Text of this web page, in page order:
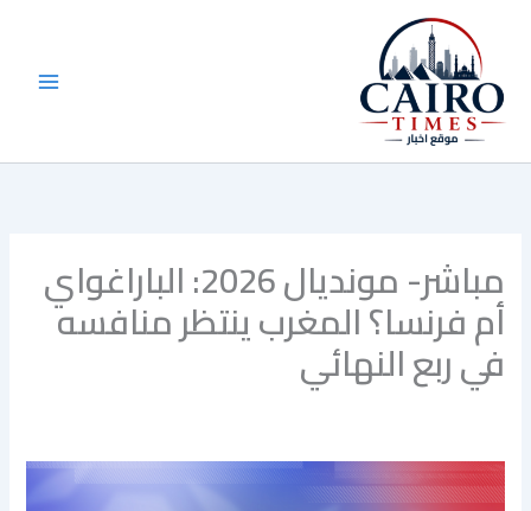
المحتوى
مباشر- مونديال 2026: الباراغواي
أم فرنسا؟ المغرب ينتظر منافسه
في ربع النهائي